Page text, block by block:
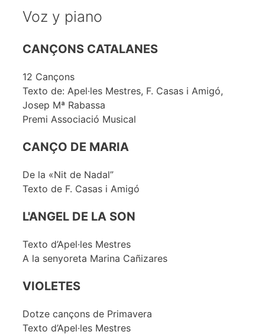
Voz y piano
CANÇONS CATALANES
12 Cançons
Texto de: Apel·les Mestres, F. Casas i Amigó,
Josep Mª Rabassa
Premi Associació Musical
CANÇO DE MARIA
De la «Nit de Nadal”
Texto de F. Casas i Amigó
L'ANGEL DE LA SON
Texto d’Apel·les Mestres
A la senyoreta Marina Cañizares
VIOLETES
Dotze cançons de Primavera
Texto d’Apel·les Mestres